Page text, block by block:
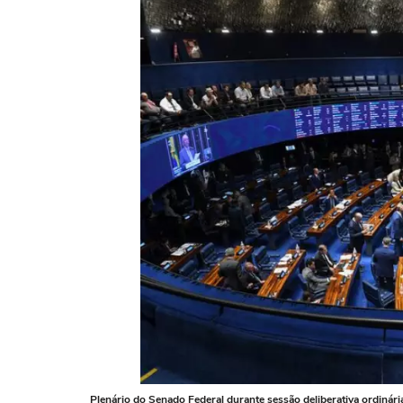
Plenário do Senado Federal durante sessão deliberativa